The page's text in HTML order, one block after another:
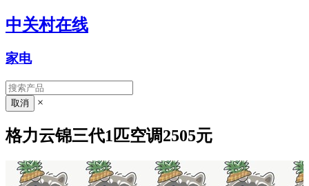
中关村在线
家电
×
格力云锦三代1匹空调2505元